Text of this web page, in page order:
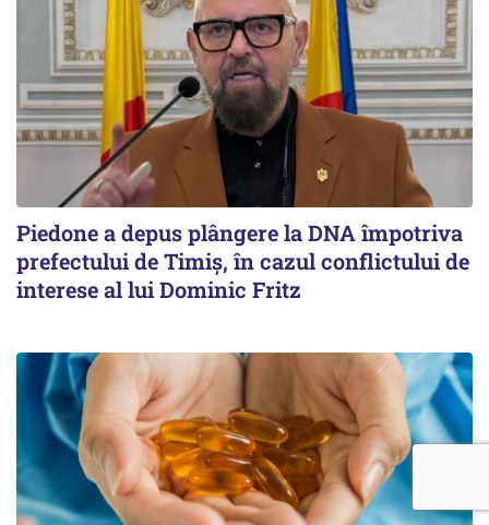
Piedone a depus plângere la DNA împotriva
prefectului de Timiș, în cazul conflictului de
interese al lui Dominic Fritz